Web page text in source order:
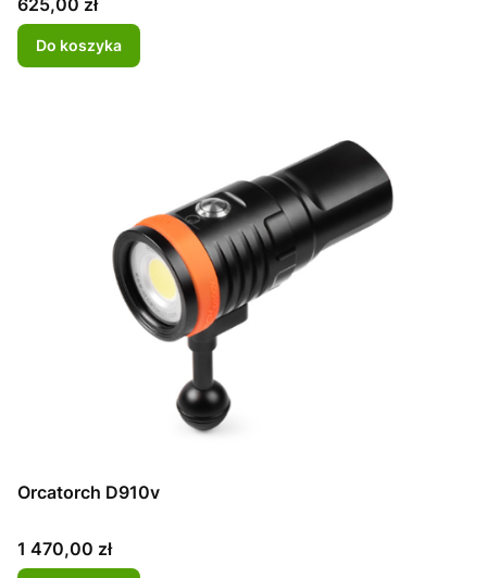
625,00 zł
Do koszyka
Orcatorch D910v
Cena
1 470,00 zł